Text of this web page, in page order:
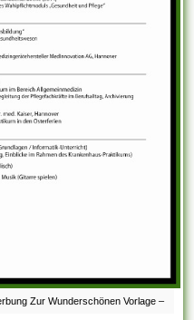
Zur Wunderschönen Vorlage –